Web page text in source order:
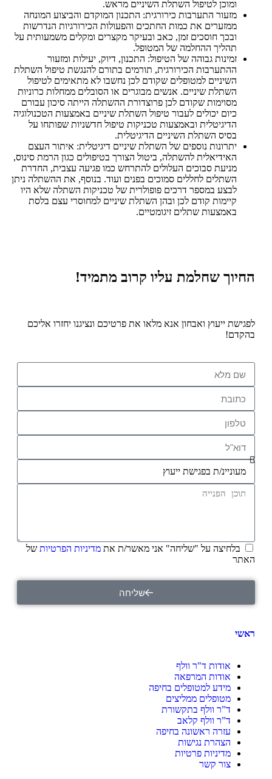
ומוכן לטיפול השתלת השיניים מראש.
מזעור התערבות כירורגית: התכנון המוקדם והביצוע המונחה
ממזערים את כמות החתכים והפעולות הכירורגיות הנדרשות
ובכך חוסכים זמן, כאב ובעיקר מקצרים ומקלים משמעותית על
תהליך ההחלמה של המטופל.
זמינות גבוהה של הטיפול: התכנון, דיוק, יעילות ומזעור
ההתערבות הכירורגית, תורמים בתורם להנגשת טיפול השתלת
השיניים למטופלים שקודם לכן נחשבו לא מתאימים לטיפול
השתלת שיניים. אנשים מבוגרים או הסובלים ממחלות כרוניות
מסוימות שקודם לכן פרוצדורת ההשתלה הייתה סיכון עבורם
כיום יכולים לעבור טיפול השתלת שיניים באמצעות הטכנולוגיה
הדיגיטלית ובאמצעות טכניקות טיפול חדשניות שפותחו על
בסיס השתלת השיניים הדיגיטלית.
יתרונות נוספים של השתלת שיניים דיגיטלית: איתור העצם
האידיאלית להשתלה, ביטול הצורך בטיפולים כגון הרמת סינוס,
מניעת סבוכים העלולים להתרחש כמו פגיעה עצבית, החדרת
השתלים לחללים סמוכים בפנים ועוד. בנוסף, את ההשתלה ניתן
לבצע במספר דרכים פופולרית של טכניקות השתלה שלא היו
קיימות קודם לכן ובהן השתלת שיניים למחוסרי עצם בלסת
באמצעות שתלים זיגומטיים.
החיוך שחלמת עליו קרוב מתמיד!
לפגישת ייעוץ ואבחון אנא מלאו את פרטיכם ונציגנו יחזרו אליכם
בהקדם!
בלחיצה על "שליחה" אני מאשר/ת את מדיניות הפרטיות של
האתר
שליחה
ראשי
אודות ד"ר וולף
אודות המרפאה
מידע למטופלים בחיפה
מטופלים ממליצים
ד”ר וולף בתקשורת
ד”ר וולף קלאב
עזרה ראשונה בחיפה
הצהרת נגישות
מדיניות פרטיות
צור‬ קשר